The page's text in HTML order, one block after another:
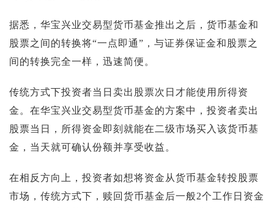
据悉，华宝兴业交易型货币基金推出之后，货币基金和
股票之间的转换将“一点即通”，与证券保证金和股票之
间的转换完全一样，迅速简便。
传统方式下投资者当日卖出股票次日才能使用所得资
金。在华宝兴业交易型货币基金的方案中，投资者卖出
股票当日，所得资金即刻就能在二级市场买入该货币基
金，当天就可确认份额并享受收益。
在相反方向上，投资者如想将资金从货币基金转投股票
市场，传统方式下，赎回货币基金后一般2个工作日资金